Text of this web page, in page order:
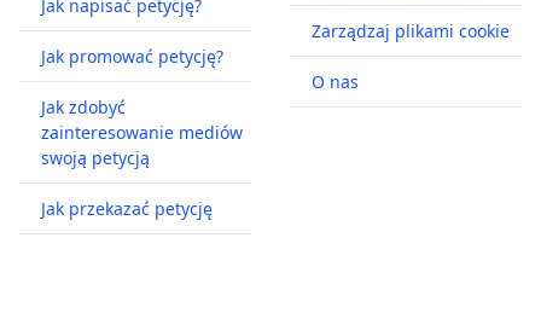
Jak napisać petycję?
Jak promować petycję?
Jak zdobyć
zainteresowanie mediów
swoją petycją
Jak przekazać petycję
Zarządzaj plikami cookie
O nas